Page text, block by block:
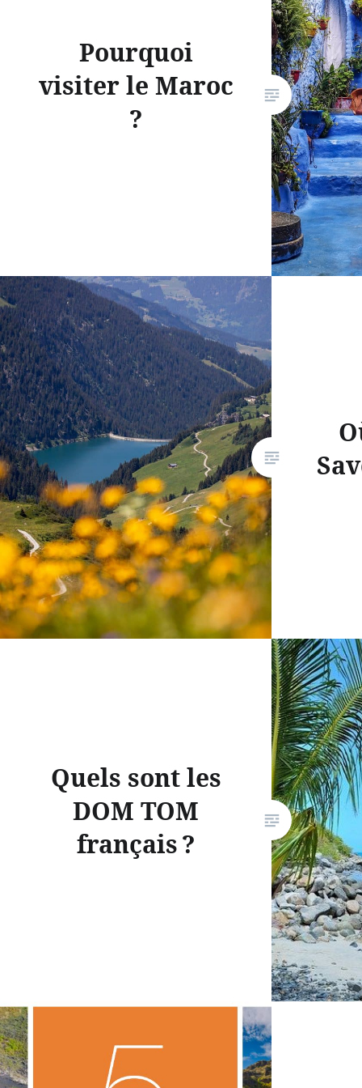
Pourquoi
visiter le Maroc
?
Quels sont les
DOM TOM
français ?